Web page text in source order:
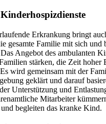
Erkrankung bringt
gesamte Familie mit sich und
Angebot des ambulanten
stärken, die Zeit hoher
wird gemeinsam mit der
geklärt und darauf
Unterstützung und
Mitarbeiter
begleiten das kranke Kind.